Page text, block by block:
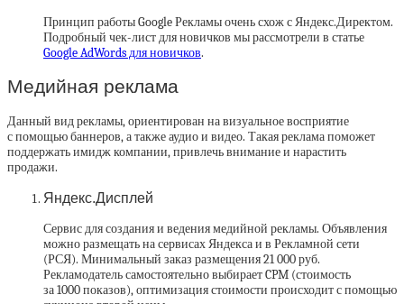
Принцип работы Google Рекламы очень схож с Яндекс.Директом.
Подробный чек-лист для новичков мы рассмотрели в статье
Google AdWords для новичков.
Медийная реклама
Данный вид рекламы, ориентирован на визуальное восприятие
с помощью баннеров, а также аудио и видео. Такая реклама поможет
поддержать имидж компании, привлечь внимание и нарастить
продажи.
Яндекс.Дисплей
Сервис для создания и ведения медийной рекламы. Объявления
можно размещать на сервисах Яндекса и в Рекламной сети
(РСЯ). Минимальный заказ размещения 21 000 руб.
Рекламодатель самостоятельно выбирает CPM (стоимость
за 1000 показов), оптимизация стоимости происходит с помощью